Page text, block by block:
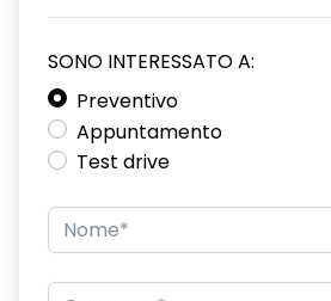
SONO INTERESSATO A:
Preventivo
Appuntamento
Test drive